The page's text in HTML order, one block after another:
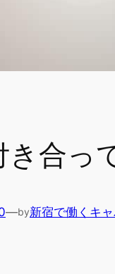
き合っ
—by新宿で働くキ